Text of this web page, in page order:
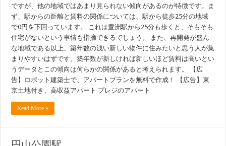
ですが、他の地域ではあまり見られない傾向があるのが特徴です。ま
ず、駅からの距離と賃料の関係については、駅から徒歩25分の地域
で0円を下回っています。 これは豊洲駅から25分も歩くと、そもそも
住宅がないという事情も指摘できるでしょう。 また、再開発が盛ん
な地域である以上、築年数の浅い新しい物件に住みたいと思う人が集
まりやすいはずです。築年数が新しければ新しいほど賃料は高いとい
うデータとこの傾向は何らかの関係があると考えられます。 【広
告】ロボット建築士で、アパートプランを無料で作成！ 【広告】東
京土地付き、高収益アパート プレジのアパート
Read More »